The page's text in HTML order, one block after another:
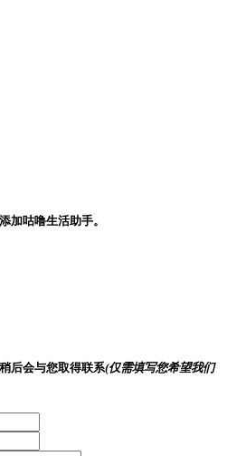
加咕噜生活助手。
后会与您取得联系(仅需填写您希望我们